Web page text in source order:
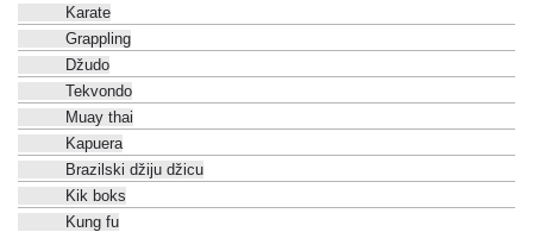
Karate
Grappling
Džudo
Tekvondo
Muay thai
Kapuera
Brazilski džiju džicu
Kik boks
Kung fu